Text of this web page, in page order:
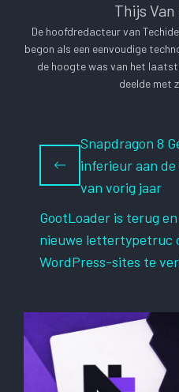
Thijs
De hoofdredacteur van
begon als een eenvoudige
de hoogte was van het
deelde met
Snapdragon 8
inferieur aan
van vorig jaar
GootLoader is terug
nieuwe lettertypetruc
WordPress-sites te